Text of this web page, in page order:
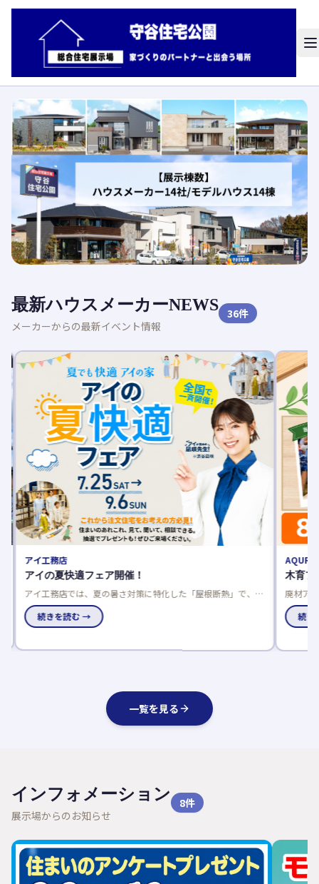
最新ハウスメーカーNEWS
メーカーからの最新イベント情報
36件
アイ工務店
アイの夏快適フェア開催！
アイ工務店では、夏の暑さ対策に特化した「屋根断熱」で、数
値だけでは分からない本当の涼しさをモデルハウスで体感でき
るフェアを開催中です。
続きを読む →
AQURA
木育フ
廃材ア
国のア
究にも
続き
一覧を見る
インフォメーション
展示場からのお知らせ
8件